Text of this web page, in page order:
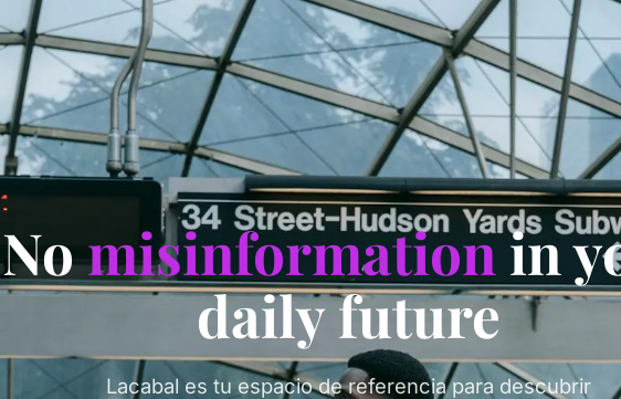
Nomisinformationin
daily future
Lacabal es tu espacio de referencia para descubrir